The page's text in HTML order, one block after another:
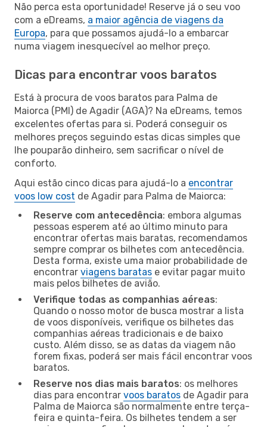
Não perca esta oportunidade! Reserve já o seu voo
com a eDreams, a maior agência de viagens da
Europa, para que possamos ajudá-lo a embarcar
numa viagem inesquecível ao melhor preço.
Dicas para encontrar voos baratos
Está à procura de voos baratos para Palma de
Maiorca (PMI) de Agadir (AGA)? Na eDreams, temos
excelentes ofertas para si. Poderá conseguir os
melhores preços seguindo estas dicas simples que
lhe pouparão dinheiro, sem sacrificar o nível de
conforto.
Aqui estão cinco dicas para ajudá-lo a encontrar
voos low cost de Agadir para Palma de Maiorca:
Reserve com antecedência: embora algumas
pessoas esperem até ao último minuto para
encontrar ofertas mais baratas, recomendamos
sempre comprar os bilhetes com antecedência.
Desta forma, existe uma maior probabilidade de
encontrar viagens baratas e evitar pagar muito
mais pelos bilhetes de avião.
Verifique todas as companhias aéreas:
Quando o nosso motor de busca mostrar a lista
de voos disponíveis, verifique os bilhetes das
companhias aéreas tradicionais e de baixo
custo. Além disso, se as datas da viagem não
forem fixas, poderá ser mais fácil encontrar voos
baratos.
Reserve nos dias mais baratos: os melhores
dias para encontrar voos baratos de Agadir para
Palma de Maiorca são normalmente entre terça-
feira e quinta-feira. Os bilhetes tendem a ser